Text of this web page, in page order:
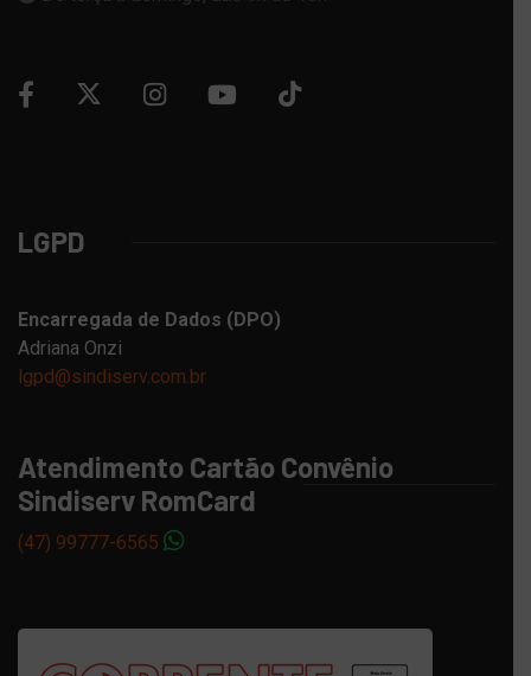
LGPD
Encarregada de Dados (DPO)
Adriana Onzi
lgpd@sindiserv.com.br
Atendimento Cartão Convênio
Sindiserv RomCard
(47) 99777-6565